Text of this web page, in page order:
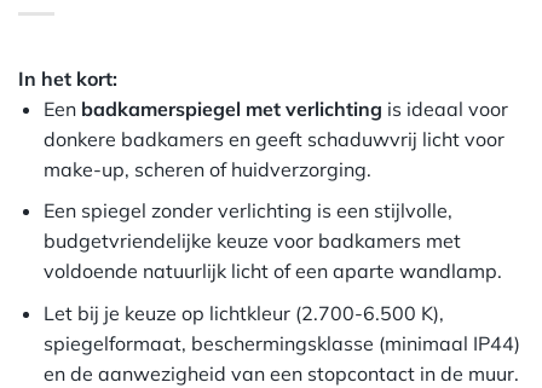
In het kort:
Een badkamerspiegel met verlichting is ideaal voor
donkere badkamers en geeft schaduwvrij licht voor
make-up, scheren of huidverzorging.
Een spiegel zonder verlichting is een stijlvolle,
budgetvriendelijke keuze voor badkamers met
voldoende natuurlijk licht of een aparte wandlamp.
Let bij je keuze op lichtkleur (2.700-6.500 K),
spiegelformaat, beschermingsklasse (minimaal IP44)
en de aanwezigheid van een stopcontact in de muur.